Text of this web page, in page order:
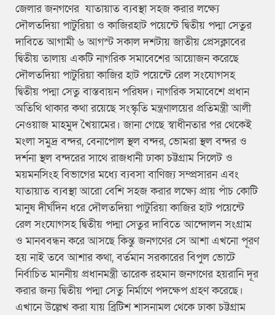
জেলার জনগণের যাতায়াত ব্যবস্থা সহজ করার লক্ষ্যে
দৌলতদিয়া পাটুরিয়া ও কাজিরহাট পয়েন্টে দ্বিতীয় পদ্মা সেতুর
দাবিতে আগামী ৬ আগস্ট সকাল দশটায় জাতীয় প্রেসক্লাবের
দ্বিতীয় তালায় একটি নাগরিক সমাবেশের আয়োজন করেছে
দৌলতদিয়া পাটুরিয়া কাজির হাট পয়েন্টে রেল সংযোগসহ
দ্বিতীয় পদ্মা সেতু বাস্তবায়ন পরিষদ। নাগরিক সমাবেশে প্রধান
অতিথি থাকার কথা রয়েছে সংস্কৃতি মন্ত্রণালয়ের প্রতিমন্ত্রী আলী
নেওয়াজ মাহমুদ খৈয়ামের। জানা গেছে স্বাধীনতার পর থেকেই
মংলা সমুদ্র বন্দর, বেনাপোল স্থল বন্দর, ভোমরা স্থল বন্দর ও
দর্শনা স্থল বন্দরের সাথে রাজধানী ঢাকা চট্টগ্রাম সিলেট ও
ময়মনসিংহ বিভাগের মধ্যে ব্যবসা বাণিজ্য সম্প্রসারন এবং
যাতায়াত ব্যবস্থা আরো বেশি সহজ করার লক্ষ্যে প্রায় পাঁচ কোটি
মানুষ দীর্ঘদিন ধরে দৌলতদিয়া পাটুরিয়া কাজির হাট পয়েন্টে
রেল সংযোগসহ দ্বিতীয় পদ্মা সেতুর দাবিতে আন্দোলন সংগ্রাম
ও মানববন্ধন করে আসছে কিন্তু জনগণের সে আশা এখনো পূরণ
হয় নাই তবে আশার কথা, বর্তমান সরকারের বিপুল ভোটে
নির্বাচিত মাননীয় প্রধানমন্ত্রী তারেক রহমান জনগণের হয়রানি দূর
করার জন্য দ্বিতীয় পদ্মা সেতু নির্মাণে পদক্ষেপ গ্রহণ করেছে।
এখানে উল্লেখ করা যায় ব্রিটিশ শাসনামল থেকে ঢাকা চট্টগ্রাম